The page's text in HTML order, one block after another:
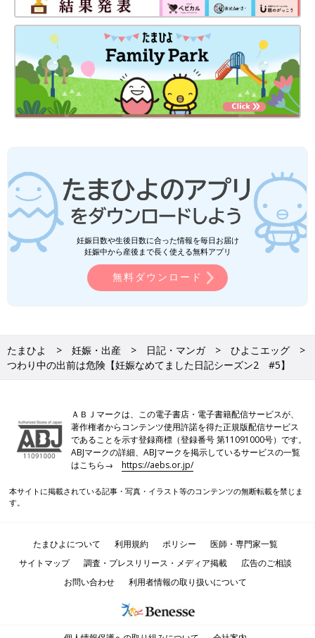
妊娠日数や生後日数に合った情報を毎日お届け
妊娠中から産後まで長く使える無料アプリ
無料ダウンロード
たまひよ 妊娠・出産 日記・マンガ
ひよこエッグ
つわり中の出前は危険【妊娠なめてました日記シーズン2 #5】
ＡＢＪマークは、この電子書店・電子書籍配信サービスが、
著作権者からコンテンツ使用許諾を得た正規版配信サービス
であることを示す登録商標（登録番号 第11091000号）です。
ABJマークの詳細、ABJマークを掲示しているサービスの一覧
はこちら→https://aebs.or.jp/
本サイトに掲載されている記事・写真・イラスト等のコンテンツの無断転載を禁じま
す。
たまひよについて 利用規約 ポリシー
医師・専門家一覧
サイトマップ
調査・プレスリリース・メディア掲載
広告のご相談
お問い合わせ
利用者情報の取り扱いについて